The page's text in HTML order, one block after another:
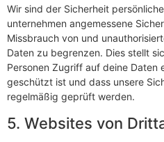
Wir sind der Sicherheit
unternehmen angemessene
Missbrauch von und
Daten zu begrenzen. Dies stellt
Personen Zugriff auf deine Daten
geschützt ist und dass unsere
regelmäßig geprüft werden.
5. Websites von